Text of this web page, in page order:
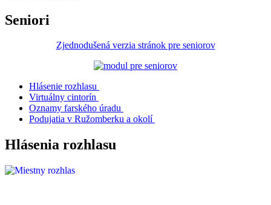
Seniori
Zjednodušená verzia stránok pre seniorov
Hlásenie rozhlasu
Virtuálny cintorín
Oznamy farského úradu
Podujatia v Ružomberku a okolí
Hlásenia rozhlasu